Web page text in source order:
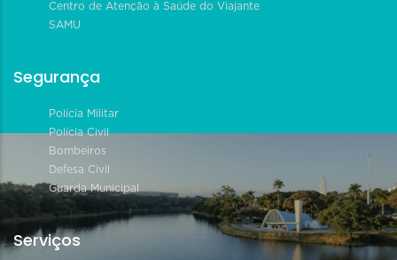
Centro de Atenção à Saúde do Viajante
SAMU
Segurança
Polícia Militar
Polícia Civil
Bombeiros
Defesa Civil
Guarda Municipal
Serviços